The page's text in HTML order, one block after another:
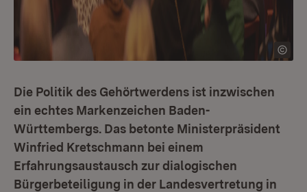
Die Politik des Gehörtwerdens ist inzwischen
ein echtes Markenzeichen Baden-
Württembergs. Das betonte Ministerpräsident
Winfried Kretschmann bei einem
Erfahrungsaustausch zur dialogischen
Bürgerbeteiligung in der Landesvertretung in